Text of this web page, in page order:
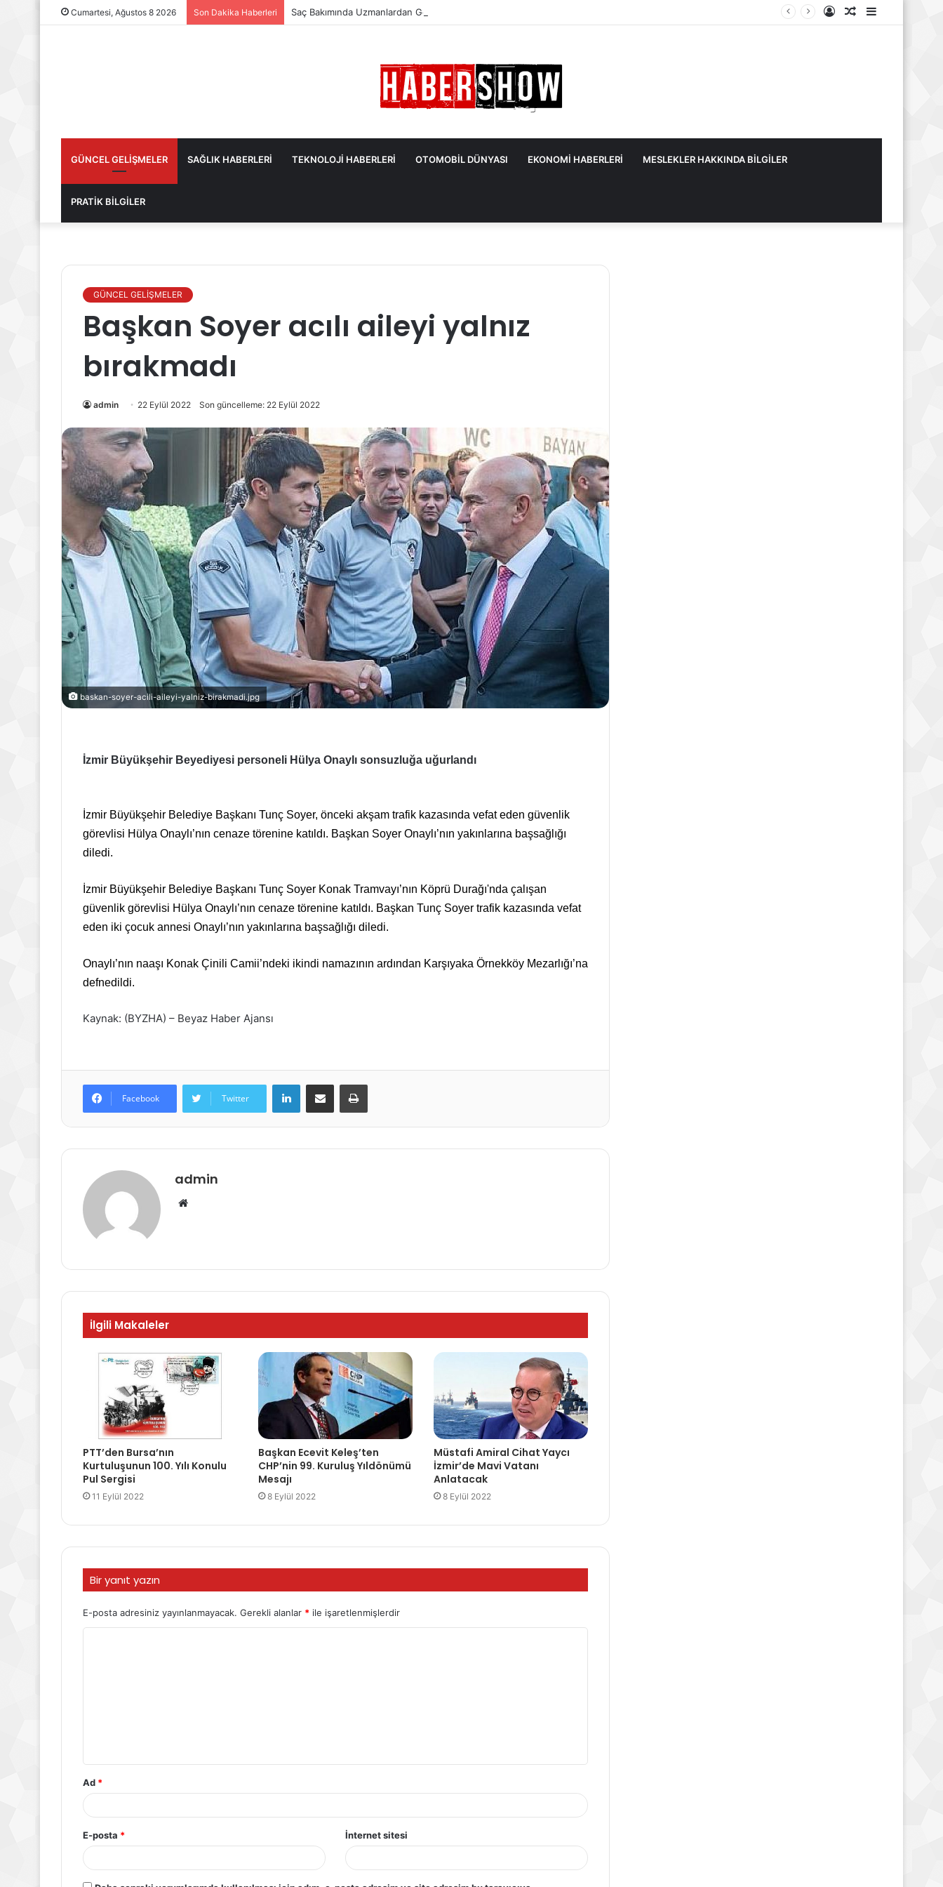
Cumartesi, Ağustos 8 2026 Son Dakika Haberleri Saç Bakımında Uzmanlardan Gelen En Önemli İpuçları
Kenar
Rastgele
Kayıt
GÜNCEL GELİŞMELER SAĞLIK HABERLERİ TEKNOLOJİ HABERLERİ OTOMOBİL DÜNYASI EKONOMİ HABERLERİ MESLEKLER HAKKINDA BİLGİLER
PRATİK BİLGİLER
GÜNCEL GELİŞMELER
Başkan Soyer acılı aileyi yalnız
bırakmadı
admin 22 Eylül 2022 Son güncelleme: 22 Eylül 2022
baskan-soyer-acili-aileyi-yalniz-birakmadi.jpg
İzmir Büyükşehir Beyediyesi personeli Hülya Onaylı sonsuzluğa uğurlandı
İzmir Büyükşehir Belediye Başkanı Tunç Soyer, önceki akşam trafik kazasında vefat eden güvenlik
görevlisi Hülya Onaylı’nın cenaze törenine katıldı. Başkan Soyer Onaylı’nın yakınlarına başsağlığı
diledi.
İzmir Büyükşehir Belediye Başkanı Tunç Soyer Konak Tramvayı’nın Köprü Durağı'nda çalışan
güvenlik görevlisi Hülya Onaylı’nın cenaze törenine katıldı. Başkan Tunç Soyer trafik kazasında vefat
eden iki çocuk annesi Onaylı’nın yakınlarına başsağlığı diledi.
Onaylı’nın naaşı Konak Çinili Camii’ndeki ikindi namazının ardından Karşıyaka Örnekköy Mezarlığı’na
defnedildi.
Kaynak: (BYZHA) – Beyaz Haber Ajansı
Facebook Twitter
LinkedInE-Posta ile paylaş Yazdır
admin
Web
İlgili Makaleler
PTT’den Bursa’nın
Kurtuluşunun 100. Yılı Konulu
Pul Sergisi
11 Eylül 2022
Başkan Ecevit Keleş’ten
CHP’nin 99. Kuruluş Yıldönümü
Mesajı
8 Eylül 2022
Müstafi Amiral Cihat Yaycı
İzmir’de Mavi Vatanı
Anlatacak
8 Eylül 2022
Bir yanıt yazın
E-posta adresiniz yayınlanmayacak. Gerekli alanlar * ile işaretlenmişlerdir
Ad *
E-posta * İnternet sitesi